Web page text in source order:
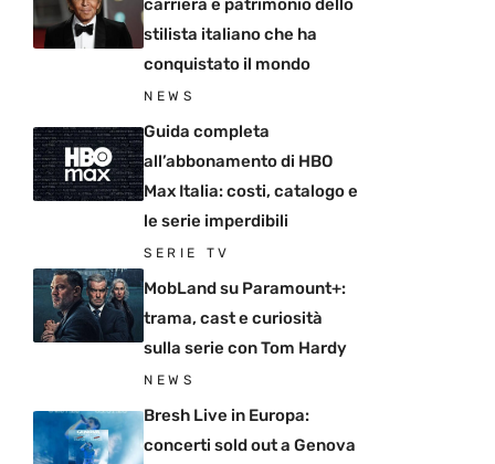
carriera e patrimonio dello
stilista italiano che ha
conquistato il mondo
NEWS
Guida completa
all’abbonamento di HBO
Max Italia: costi, catalogo e
le serie imperdibili
SERIE TV
MobLand su Paramount+:
trama, cast e curiosità
sulla serie con Tom Hardy
NEWS
Bresh Live in Europa:
concerti sold out a Genova